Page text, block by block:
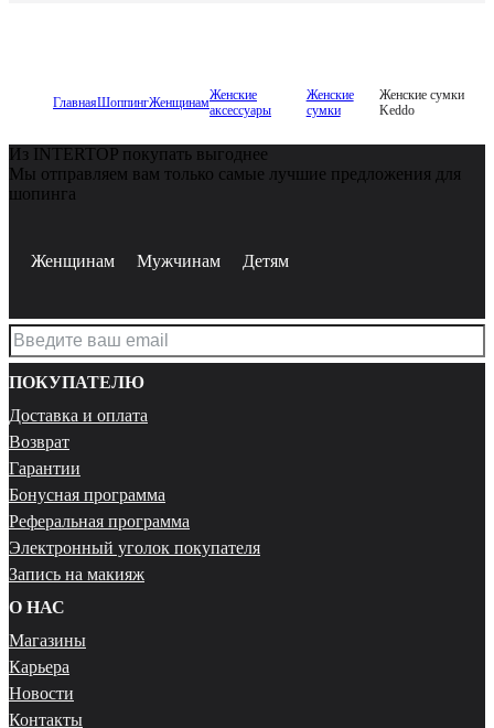
ГлавнаяШоппингЖенщинамЖенские
аксессуары
Женские
сумки
Женские сумки
Keddo
Из INTERTOP покупать выгоднее
Мы отправляем вам только самые лучшие предложения для
шопинга
Женщинам Мужчинам Детям
ПОКУПАТЕЛЮ
Доставка и оплата
Возврат
Гарантии
Бонусная программа
Реферальная программа
Электронный уголок покупателя
Запись на макияж
О НАС
Магазины
Карьера
Новости
Контакты